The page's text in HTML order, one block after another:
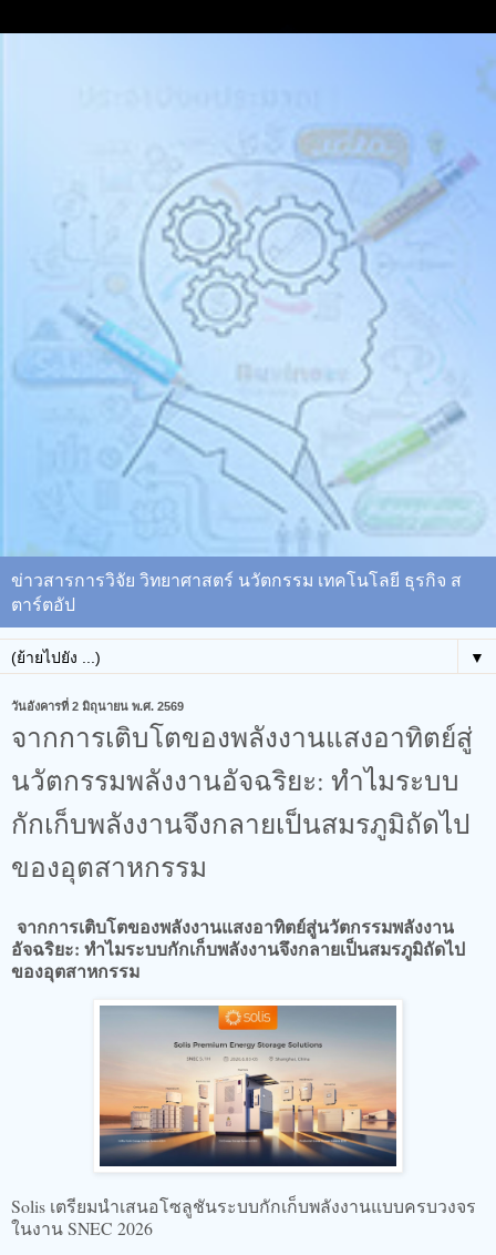
ข่าวสารการวิจัย วิทยาศาสตร์ นวัตกรรม เทคโนโลยี ธุรกิจ ส
ตาร์ตอัป
▼
วันอังคารที่ 2 มิถุนายน พ.ศ. 2569
จากการเติบโตของพลังงานแสงอาทิตย์สู่
นวัตกรรมพลังงานอัจฉริยะ: ทำไมระบบ
กักเก็บพลังงานจึงกลายเป็นสมรภูมิถัดไป
ของอุตสาหกรรม
จากการเติบโตของพลังงานแสงอาทิตย์สู่นวัตกรรมพลังงาน
อัจฉริยะ: ทำไมระบบกักเก็บพลังงานจึงกลายเป็นสมรภูมิถัดไป
ของอุตสาหกรรม
Solis เตรียมนำเสนอโซลูชันระบบกักเก็บพลังงานแบบครบวงจร
ในงาน SNEC 2026